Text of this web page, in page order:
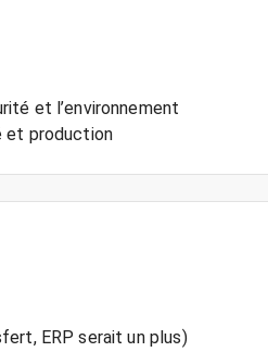
et l’environnement
ERP serait un plus)